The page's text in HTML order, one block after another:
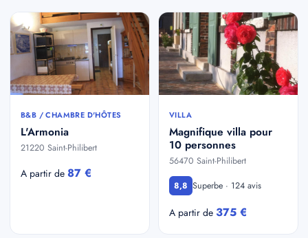
B&B / CHAMBRE D'HÔTES
L'Armonia
21220 Saint-Philibert
A partir de 87 €
VILLA
Magnifique villa pour
10 personnes
56470 Saint-Philibert
8,8 Superbe · 124 avis
A partir de 375 €